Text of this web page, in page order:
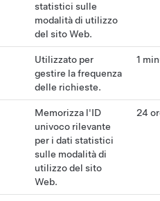
statistici sulle
modalità di utilizzo
del sito Web.
Utilizzato per
gestire la frequenza
delle richieste.
1
Memorizza l'ID
univoco rilevante
per i dati statistici
sulle modalità di
utilizzo del sito
Web.
24